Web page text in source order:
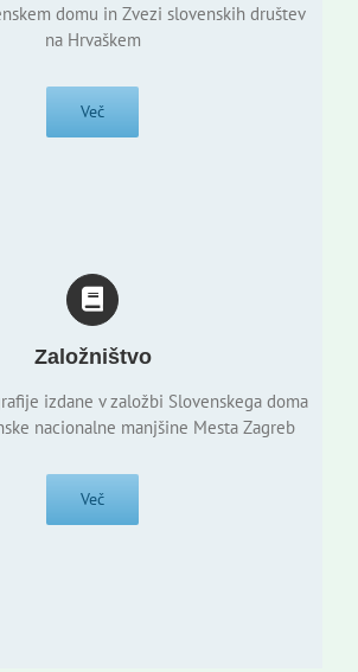
domu in Zvezi slovenskih društev
na Hrvaškem
Več
Založništvo
izdane v založbi Slovenskega doma
nacionalne manjšine Mesta Zagreb
Več